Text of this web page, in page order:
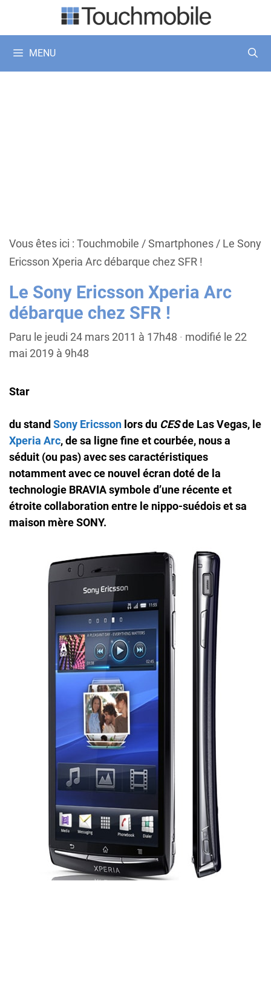
MENU
Vous êtes ici : Touchmobile /Smartphones/ Le Sony
Ericsson Xperia Arc débarque chez SFR !
Le Sony Ericsson Xperia Arc
débarque chez SFR !
Paru le jeudi 24 mars 2011 à 17h48 · modifié le 22
mai 2019 à 9h48
Star
du stand Sony Ericsson lors du CESde Las Vegas, le
Xperia Arc, de sa ligne fine et courbée, nous a
séduit (ou pas) avec ses caractéristiques
notamment avec ce nouvel écrandoté de la
technologie BRAVIAsymbole d’une récente et
étroite collaboration entre le nippo-suédois et sa
maison mèreSONY.